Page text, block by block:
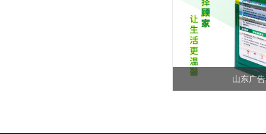
山东广